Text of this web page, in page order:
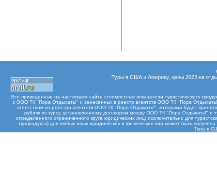
Туры в США и Америку, цены 2023 на
Все приведенные на настоящем сайте стоимостные показатели туристического
с ООО ТК "Пора Отдыхать!" и занесенных в реестр агентств ООО ТК "Пора
агентствам из реестра агентств ООО ТК "Пора Отдыхать!", которыми будет
рублях по курсу, установленному договором между ООО ТК "Пора Отдыхать!" и
определенного ограниченного круга юридических лиц: исключительно для
турпродукта) для любых иных юридических и физических лиц может быть
Туры в